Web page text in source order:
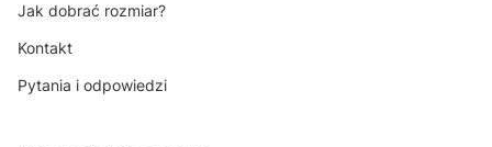
Jak dobrać rozmiar?
Kontakt
Pytania i odpowiedzi